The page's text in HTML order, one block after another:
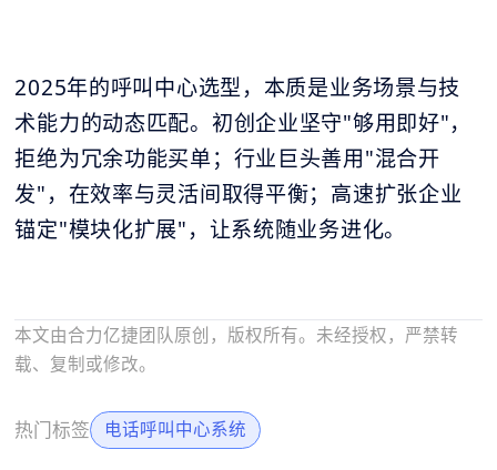
2025年的呼叫中心选型，本质是业务场景与技
术能力的动态匹配。初创企业坚守"够用即好"，
拒绝为冗余功能买单；行业巨头善用"混合开
发"，在效率与灵活间取得平衡；高速扩张企业
锚定"模块化扩展"，让系统随业务进化。
本文由合力亿捷团队原创，版权所有。未经授权，严禁转
载、复制或修改。
热门标签 电话呼叫中心系统